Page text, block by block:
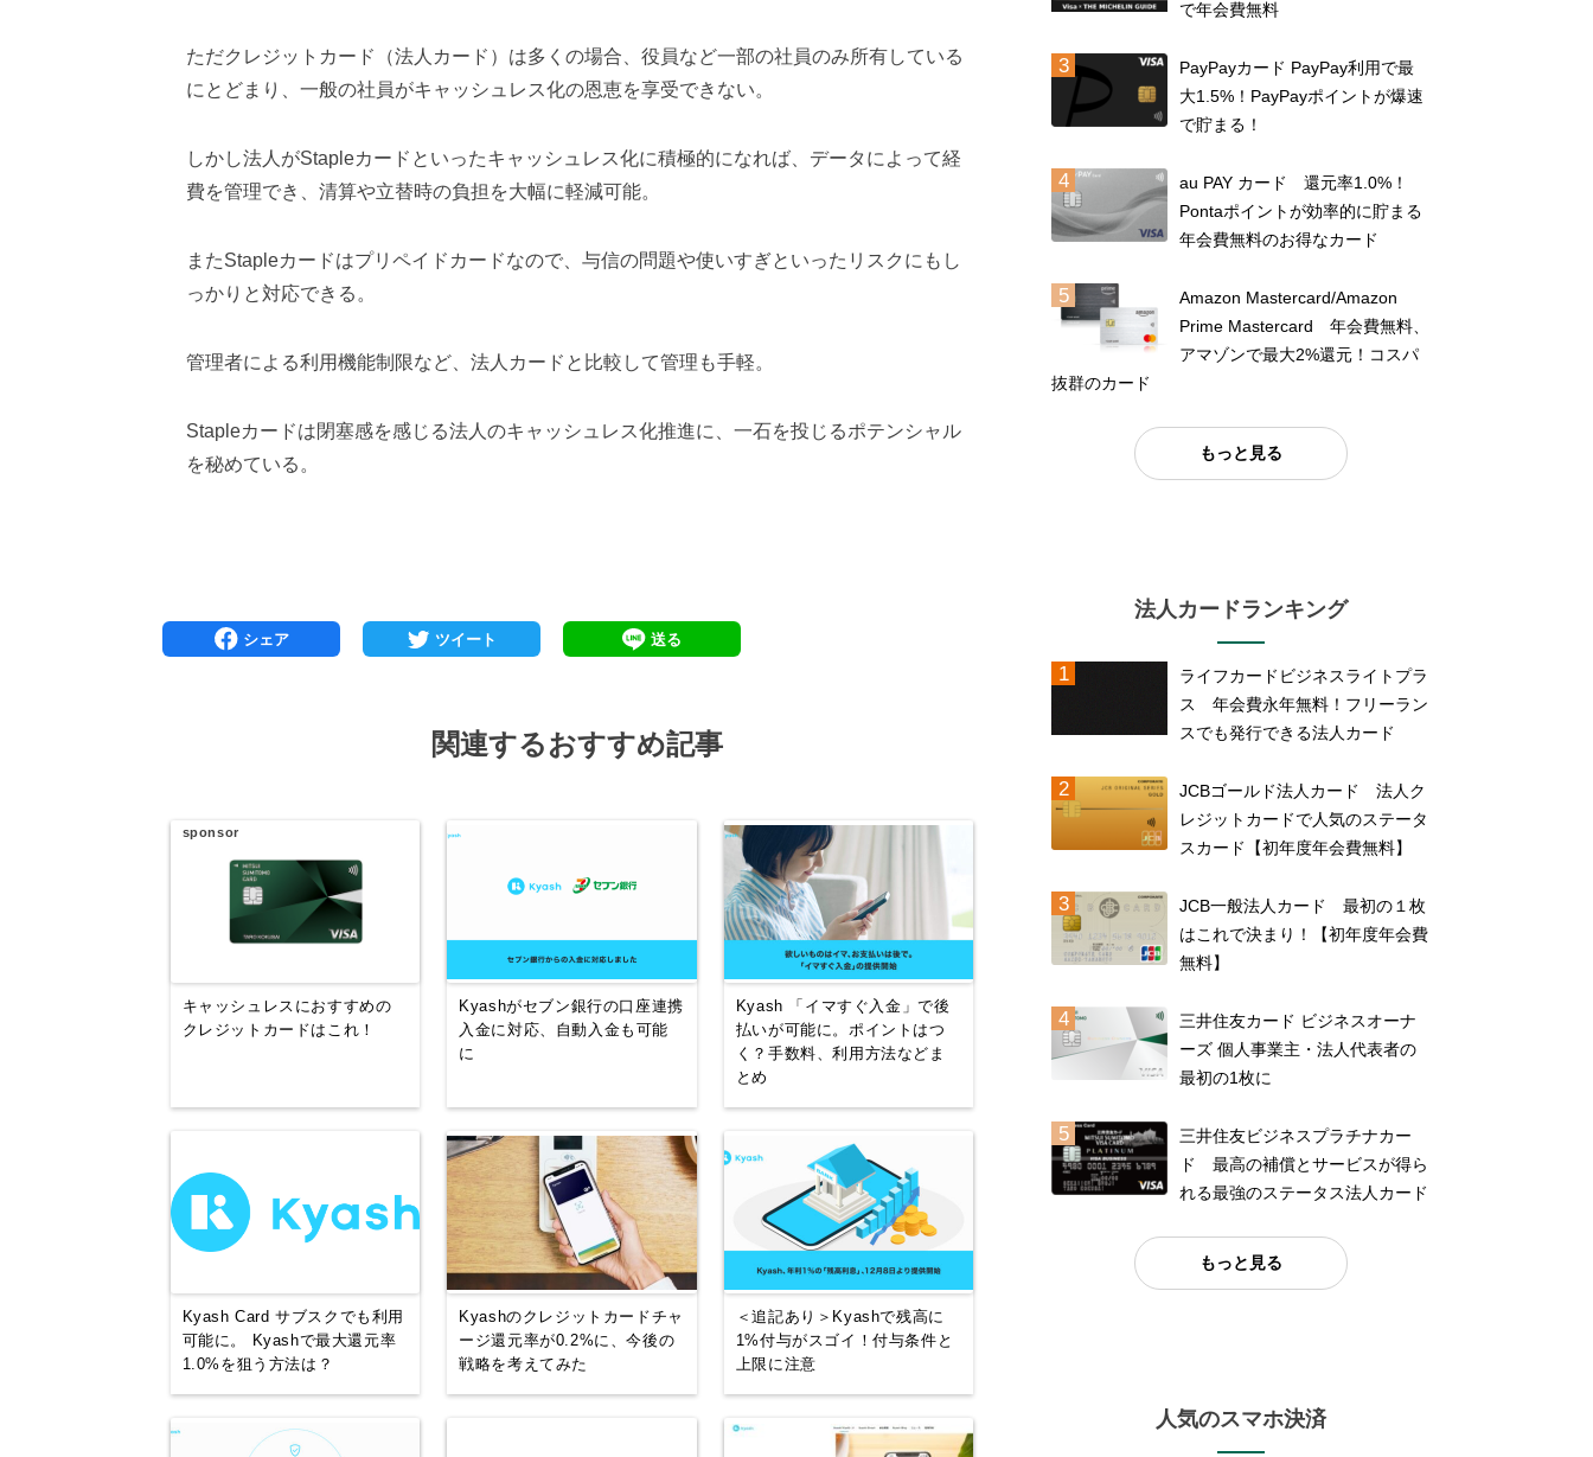
ただクレジットカード（法人カード）は多くの場合、役員など一部の社員のみ所有している
にとどまり、一般の社員がキャッシュレス化の恩恵を享受できない。
しかし法人がStapleカードといったキャッシュレス化に積極的になれば、データによって経
費を管理でき、清算や立替時の負担を大幅に軽減可能。
またStapleカードはプリペイドカードなので、与信の問題や使いすぎといったリスクにもし
っかりと対応できる。
管理者による利用機能制限など、法人カードと比較して管理も手軽。
Stapleカードは閉塞感を感じる法人のキャッシュレス化推進に、一石を投じるポテンシャル
を秘めている。
関連するおすすめ記事
キャッシュレスにおすすめの
クレジットカードはこれ！
sponsor
Kyashがセブン銀行の口座連携
入金に対応、自動入金も可能
に
Kyash 「イマすぐ入金」で後
払いが可能に。ポイントはつ
く？手数料、利用方法などま
とめ
Kyash Card サブスクでも利用
可能に。 Kyashで最大還元率
1.0%を狙う方法は？
Kyashのクレジットカードチャ
ージ還元率が0.2%に、今後の
戦略を考えてみた
＜追記あり＞Kyashで残高に
1%付与がスゴイ！付与条件と
上限に注意
で年会費無料
PayPayカード PayPay利用で最
大1.5%！PayPayポイントが爆速
で貯まる！
au PAY カード 還元率1.0%！
Pontaポイントが効率的に貯まる
年会費無料のお得なカード
Amazon Mastercard/Amazon
Prime Mastercard 年会費無料、
アマゾンで最大2%還元！コスパ
抜群のカード
もっと見る
法人カードランキング
ライフカードビジネスライトプラ
ス 年会費永年無料！フリーラン
スでも発行できる法人カード
JCBゴールド法人カード 法人ク
レジットカードで人気のステータ
スカード【初年度年会費無料】
JCB一般法人カード 最初の１枚
はこれで決まり！【初年度年会費
無料】
三井住友カード ビジネスオーナ
ーズ 個人事業主・法人代表者の
最初の1枚に
三井住友ビジネスプラチナカー
ド 最高の補償とサービスが得ら
れる最強のステータス法人カード
もっと見る
人気のスマホ決済